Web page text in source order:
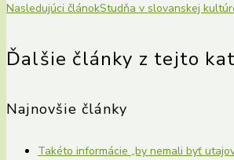
Nasledujúci článokStudňa v slovanskej
Ďalšie články z tejto
Najnovšie články
Takéto informácie „by nemali byť